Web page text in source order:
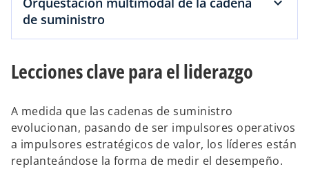
de suministro
Lecciones clave para el liderazgo
A medida que las cadenas de suministro
evolucionan, pasando de ser impulsores operativos
a impulsores estratégicos de valor, los líderes están
replanteándose la forma de medir el desempeño.